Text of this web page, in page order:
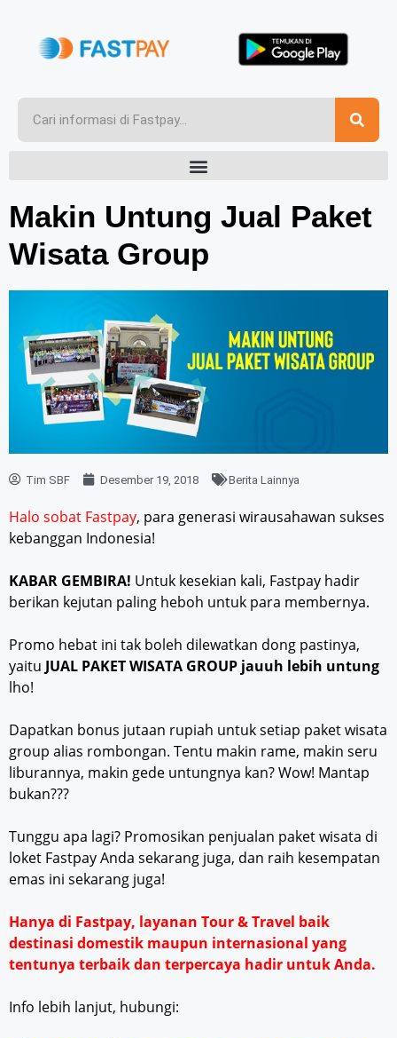
Makin Untung Jual Paket
Wisata Group
Tim SBF Desember 19, 2018 Berita Lainnya
Halo sobat Fastpay, para generasi wirausahawan sukses
kebanggan Indonesia!
KABAR GEMBIRA! Untuk kesekian kali, Fastpay hadir
berikan kejutan paling heboh untuk para membernya.
Promo hebat ini tak boleh dilewatkan dong pastinya,
yaitu JUAL PAKET WISATA GROUP jauuh lebih untung
lho!
Dapatkan bonus jutaan rupiah untuk setiap paket wisata
group alias rombongan. Tentu makin rame, makin seru
liburannya, makin gede untungnya kan? Wow! Mantap
bukan???
Tunggu apa lagi? Promosikan penjualan paket wisata di
loket Fastpay Anda sekarang juga, dan raih kesempatan
emas ini sekarang juga!
Hanya di Fastpay, layanan Tour & Travel baik
destinasi domestik maupun internasional yang
tentunya terbaik dan terpercaya hadir untuk Anda.
Info lebih lanjut, hubungi: